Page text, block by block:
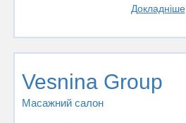
Докладніше
Vesnina Group
Масажний салон